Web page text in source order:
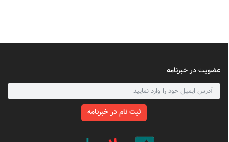
عضویت در خبرنامه
ثبت نام در خبرنامه